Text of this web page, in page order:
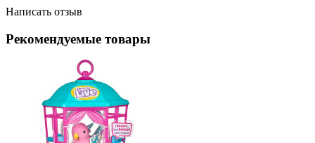
Написать отзыв
Рекомендуемые товары